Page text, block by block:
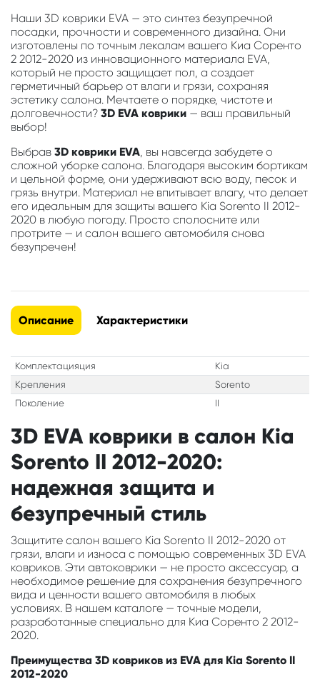
Наши 3D коврики EVA — это синтез безупречной
посадки, прочности и современного дизайна. Они
изготовлены по точным лекалам вашего Киа Соренто
2 2012-2020 из инновационного материала EVA,
который не просто защищает пол, а создает
герметичный барьер от влаги и грязи, сохраняя
эстетику салона. Мечтаете о порядке, чистоте и
долговечности? 3D EVA коврики — ваш правильный
выбор!
Выбрав 3D коврики EVA, вы навсегда забудете о
сложной уборке салона. Благодаря высоким бортикам
и цельной форме, они удерживают всю воду, песок и
грязь внутри. Материал не впитывает влагу, что делает
его идеальным для защиты вашего Kia Sorento II 2012-
2020 в любую погоду. Просто сполосните или
протрите — и салон вашего автомобиля снова
безупречен!
Описание Характеристики
Комплектацияция
Kia
Крепления
Sorento
Поколение
II
3D EVA коврики в салон Kia
Sorento II 2012-2020:
надежная защита и
безупречный стиль
Защитите салон вашего Kia Sorento II 2012-2020 от
грязи, влаги и износа с помощью современных 3D EVA
ковриков. Эти автоковрики — не просто аксессуар, а
необходимое решение для сохранения безупречного
вида и ценности вашего автомобиля в любых
условиях. В нашем каталоге — точные модели,
разработанные специально для Киа Соренто 2 2012-
2020.
Преимущества 3D ковриков из EVA для Kia Sorento II
2012-2020